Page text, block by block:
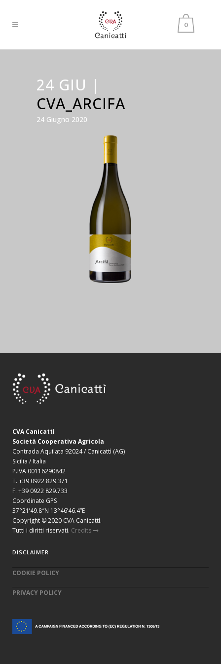
0
24 GIU |
CVA_ARCIFA
24 Giugno 2020
CVA Canicattì
Società Cooperativa Agricola
Contrada Aquilata 92024 / Canicattì (AG)
Sicilia / Italia
P.IVA 00116290842
T. +39 0922 829.371
F. +39 0922 829.733
Coordinate GPS
37°21’49.8″N 13°46’46.4”E
Copyright © 2020 CVA Canicattì.
Tutti i diritti riservati. Credits
DISCLAIMER
COOKIE POLICY
PRIVACY POLICY